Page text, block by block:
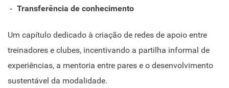
Transferência de conhecimento
Um capítulo dedicado à criação de redes de apoio entre
treinadores e clubes, incentivando a partilha informal de
experiências, a mentoria entre pares e o desenvolvimento
sustentável da modalidade.